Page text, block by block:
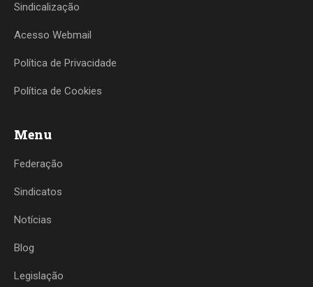
Sindicalização
Acesso Webmail
Política de Privacidade
Política de Cookies
Menu
Federação
Sindicatos
Notícias
Blog
Legislação